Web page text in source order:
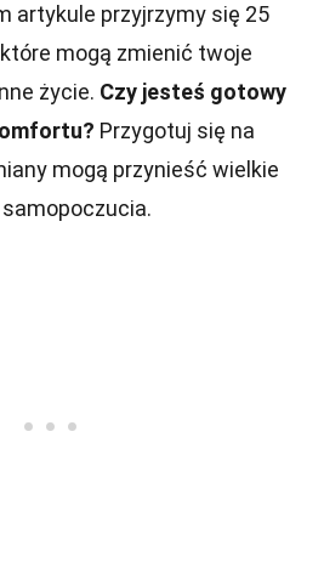
artykule przyjrzymy się 25
mogą zmienić twoje
życie. Czy jesteś gotowy
Przygotuj się na
mogą przynieść wielkie